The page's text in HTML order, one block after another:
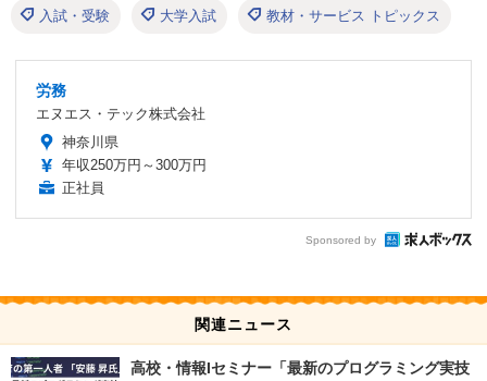
入試・受験 大学入試 教材・サービス トピックス
労務
エヌエス・テック株式会社
神奈川県
年収250万円～300万円
正社員
Sponsored by
関連ニュース
高校・情報Iセミナー「最新のプログラミング実技